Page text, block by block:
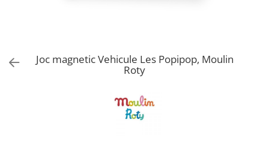
Joc magnetic Vehicule Les Popipop, Moulin
Roty